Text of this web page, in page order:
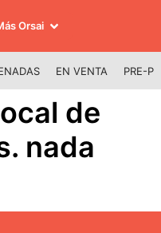
Orsai
EN VENTA PRE-
de
nada